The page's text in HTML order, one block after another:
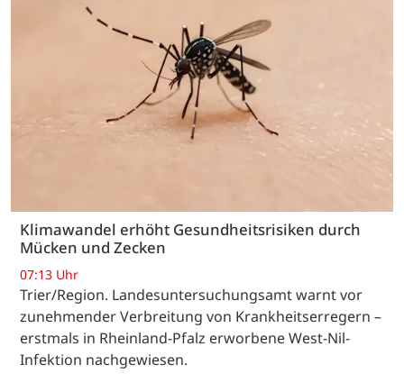
Klimawandel erhöht Gesundheitsrisiken durch
Mücken und Zecken
07:13 Uhr
Trier/Region. Landesuntersuchungsamt warnt vor
zunehmender Verbreitung von Krankheitserregern –
erstmals in Rheinland-Pfalz erworbene West-Nil-
Infektion nachgewiesen.